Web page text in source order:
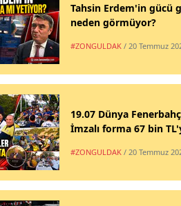
Tahsin Erdem'in gücü
neden görmüyor?
#ZONGULDAK / 20 Temmuz
19.07 Dünya
İmzalı forma 67 bin
#ZONGULDAK / 20 Temmuz